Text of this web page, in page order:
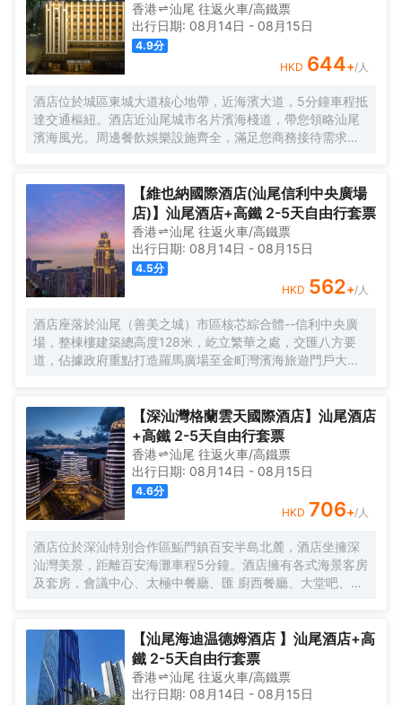
香港 汕尾 往返火車/高鐵票
出行日期: 08月14日 - 08月15日
4.9分
HKD 644+/人
酒店位於城區東城大道核心地帶，近海濱大道，5分鐘車程抵
達交通樞紐。酒店近汕尾城市名片濱海棧道，帶您領略汕尾
濱海風光。周邊餐飲娛樂設施齊全，滿足您商務接待需求。
以持續改進的優質產品，服務與體驗，塑造和完善人們的未
來生活，“讓人與人有温度地連接。”
【維也納國際酒店(汕尾信利中央廣場
店)】汕尾酒店+高鐵 2-5天自由行套票
香港 汕尾 往返火車/高鐵票
出行日期: 08月14日 - 08月15日
4.5分
HKD 562+/人
酒店座落於汕尾（善美之城）市區核芯綜合體--信利中央廣
場，整棟樓建築總高度128米，屹立繁華之處，交匯八方要
道，佔據政府重點打造羅馬廣場至金町灣濱海旅遊門戶大道
總站約10分鐘，距G15瀋海高速長沙灣出入口約16分鐘。 酒
店是全球第二大酒店集團錦江酒店旗下國際品牌全新5.0系列
旗艦店，以“新商旅、深睡眠”為核心品牌價值，打造專屬於五
感合一的沉浸式體驗。 酒店設立於綜合體第13至第25層，享
受高樓層高視野優勢，擁有大堂休閒區、雲餐廳、健身房、
自助洗衣房、會議室等配套，信利中央廣場停車位較多，集
合商業商場、KTV、高端寫字樓、美食，為賓客提供一站式
商旅新生活體驗。 酒店秉承“誠信，專業，高效，務實”的服
務理念，“用心服務，以誠待人”的服務宗旨，歡迎五湖四海賓
客光臨！
【深汕灣格蘭雲天國際酒店】汕尾酒店
+高鐵 2-5天自由行套票
香港 汕尾 往返火車/高鐵票
出行日期: 08月14日 - 08月15日
4.6分
HKD 706+/人
酒店位於深汕特別合作區鮜門鎮百安半島北麓，酒店坐擁深
汕灣美景，距離百安海灘車程5分鐘。酒店擁有各式海景客房
及套房，會議中心、太極中餐廳、匯 廚西餐廳、大堂吧、健
【汕尾海迪温德姆酒店 】汕尾酒店+高
鐵 2-5天自由行套票
香港 汕尾 往返火車/高鐵票
出行日期: 08月14日 - 08月15日